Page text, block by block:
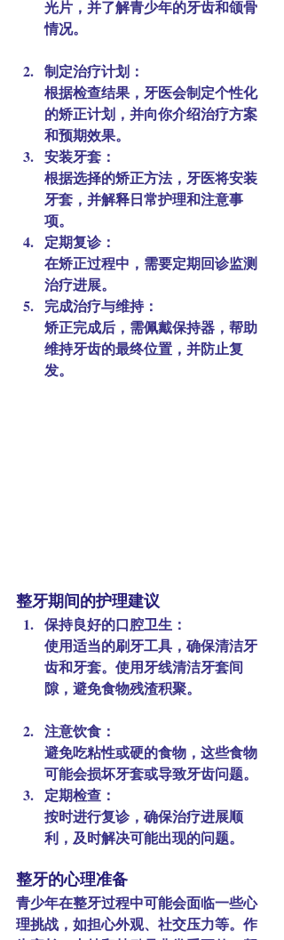
光片，并了解青少年的牙齿和颌骨
情况。
制定治疗计划：
根据检查结果，牙医会制定个性化
的矫正计划，并向你介绍治疗方案
和预期效果。
安装牙套：
根据选择的矫正方法，牙医将安装
牙套，并解释日常护理和注意事
项。
定期复诊：
在矫正过程中，需要定期回诊监测
治疗进展。
完成治疗与维持：
矫正完成后，需佩戴保持器，帮助
维持牙齿的最终位置，并防止复
发。
整牙期间的护理建议
保持良好的口腔卫生：
使用适当的刷牙工具，确保清洁牙
齿和牙套。使用牙线清洁牙套间
隙，避免食物残渣积聚。
注意饮食：
避免吃粘性或硬的食物，这些食物
可能会损坏牙套或导致牙齿问题。
定期检查：
按时进行复诊，确保治疗进展顺
利，及时解决可能出现的问题。
整牙的心理准备
青少年在整牙过程中可能会面临一些心
理挑战，如担心外观、社交压力等。作